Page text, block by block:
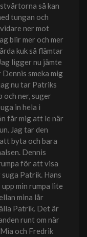
så kan
tungan och
ner mot
blir mer och mer
kuk så flämtar
ligger nu jämte
smeka mig
nu tar Patriks
och ner, suger
in hela i
får mig att le när
Jag tar den
byta och bara
Dennis
för att visa
Patrik. Hans
min rumpa lite
mina lår
Patrik. Det är
runt om när
och Fredrik